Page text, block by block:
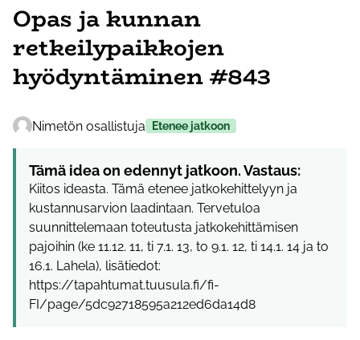
Opas ja kunnan
retkeilypaikkojen
hyödyntäminen #843
Nimetön osallistuja Etenee jatkoon
Tämä idea on edennyt jatkoon. Vastaus:
Kiitos ideasta. Tämä etenee jatkokehittelyyn ja
kustannusarvion laadintaan. Tervetuloa
suunnittelemaan toteutusta jatkokehittämisen
pajoihin (ke 11.12. 11, ti 7.1. 13, to 9.1. 12, ti 14.1. 14 ja to
16.1. Lahela), lisätiedot:
https://tapahtumat.tuusula.fi/fi-
FI/page/5dc92718595a212ed6da14d8